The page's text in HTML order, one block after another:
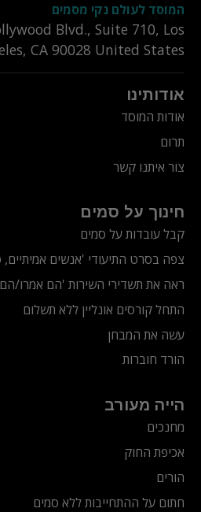
המוסד לעולם נקי מסמים
Blvd., Suite 710, Los
, CA 90028 United States
אודותינו
אודות המוסד
תרום
צור איתנו קשר
חינוך על סמים
קבל עובדות על סמים
צפה בסרט התיעודי 'אנשים אמיתיים,
ראה את תשדירי השירות 'הם אמרו/
התחל קורסים אונליין ללא תשלום
עשה את המבחן
הורד חוברות
הייה מעורב
מחנכים
אכיפת החוק
הורים
חתום על ההתחייבות ללא סמים